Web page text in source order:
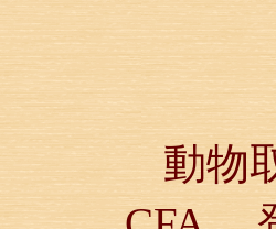
動物